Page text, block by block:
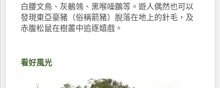
白腰文鳥、灰鶺鴒、黑喉噪鶥等。遊人偶然也可以
發現東亞豪豬（俗稱箭豬）脫落在地上的針毛，及
赤腹松鼠在樹叢中追逐嬉戲。
看好風光